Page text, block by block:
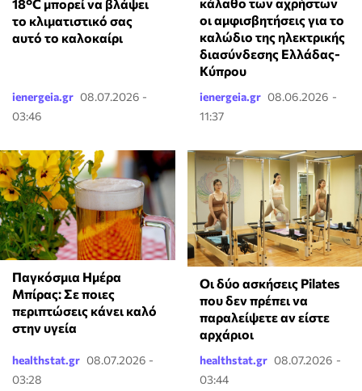
18°C μπορεί να βλάψει
το κλιματιστικό σας
αυτό το καλοκαίρι
ienergeia.gr 08.07.2026 -
03:46
οι αμφισβητήσεις για το
καλώδιο της ηλεκτρικής
διασύνδεσης Ελλάδας-
Κύπρου
ienergeia.gr 08.06.2026 -
11:37
Παγκόσμια Ημέρα
Μπίρας: Σε ποιες
περιπτώσεις κάνει καλό
στην υγεία
healthstat.gr 08.07.2026 -
03:28
Οι δύο ασκήσεις Pilates
που δεν πρέπει να
παραλείψετε αν είστε
αρχάριοι
healthstat.gr 08.07.2026 -
03:44